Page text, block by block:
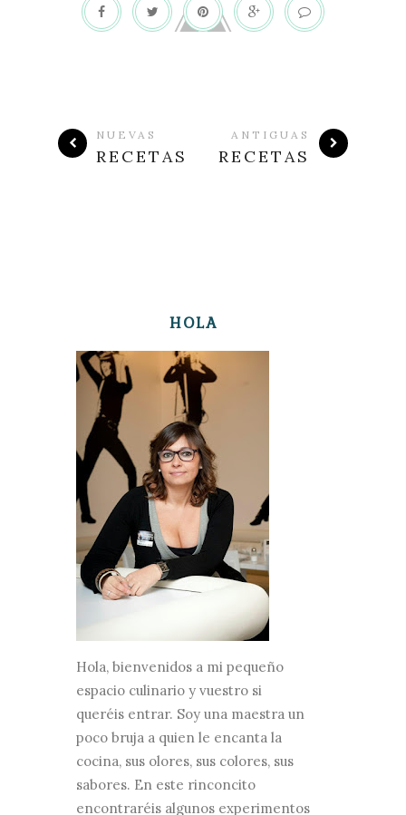
NUEVAS
RECETAS
ANTIGUAS
RECETAS
HOLA
Hola, bienvenidos a mi pequeño
espacio culinario y vuestro si
queréis entrar. Soy una maestra un
poco bruja a quien le encanta la
cocina, sus olores, sus colores, sus
sabores. En este rinconcito
encontraréis algunos experimentos